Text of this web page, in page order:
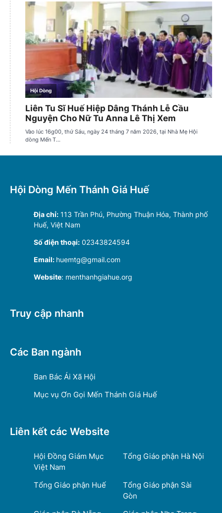
Hội Dòng Mến Thánh Giá Huế
Địa chỉ: 113 Trần Phú, Phường Thuận Hóa, Thành phố
Huế, Việt Nam
Số điện thoại: 02343824594
Email: huemtg@gmail.com
Website: menthanhgiahue.org
Truy cập nhanh
Các Ban ngành
Ban Bác Ái Xã Hội
Mục vụ Ơn Gọi Mến Thánh Giá Huế
Liên kết các Website
Hội Đồng Giám Mục
Việt Nam
Tổng Giáo phận Hà Nội
Tổng Giáo phận Huế
Tổng Giáo phận Sài
Gòn